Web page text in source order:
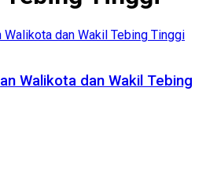
Walikota dan Wakil Tebing